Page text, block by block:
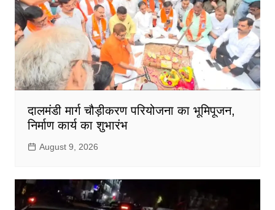
दालमंडी मार्ग चौड़ीकरण परियोजना का भूमिपूजन,
निर्माण कार्य का शुभारंभ
August 9, 2026